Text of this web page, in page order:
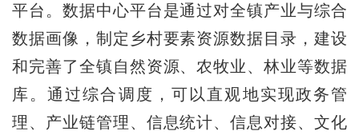
平台。数据中心平台是通过对全镇产业与综合
数据画像，制定乡村要素资源数据目录，建设
和完善了全镇自然资源、农牧业、林业等数据
库。通过综合调度，可以直观地实现政务管
理、产业链管理、信息统计、信息对接、文化